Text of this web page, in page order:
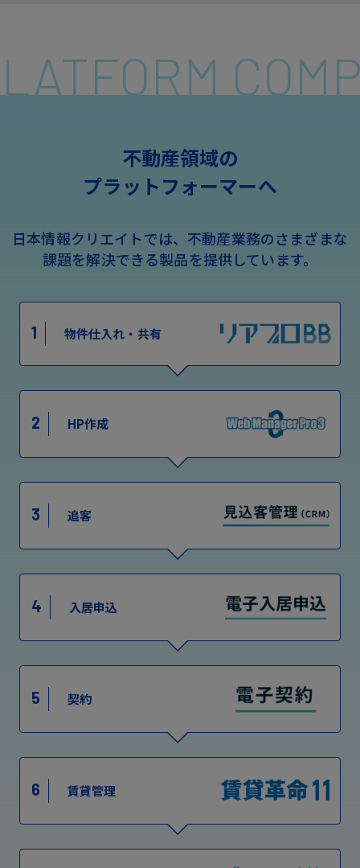
不動産領域の
プラットフォーマーへ
日本情報クリエイトでは、不動産業務のさまざまな
課題を解決できる製品を提供しています。
1 物件仕入れ・共有
2 HP作成
3 追客
4 入居申込
5 契約
6 賃貸管理